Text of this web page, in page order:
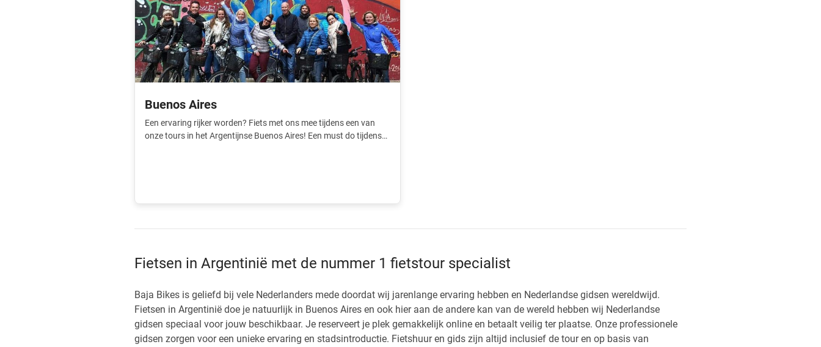
Buenos Aires
Een ervaring rijker worden? Fiets met ons mee tijdens een van
onze tours in het Argentijnse Buenos Aires! Een must do tijdens
Fietsen in Argentinië met de nummer 1 fietstour specialist
Baja Bikes is geliefd bij vele Nederlanders mede doordat wij jarenlange ervaring hebben en Nederlandse gidsen wereldwijd.
Fietsen in Argentinië doe je natuurlijk in Buenos Aires en ook hier aan de andere kan van de wereld hebben wij Nederlandse
gidsen speciaal voor jouw beschikbaar. Je reserveert je plek gemakkelijk online en betaalt veilig ter plaatse. Onze professionele
gidsen zorgen voor een unieke ervaring en stadsintroductie. Fietshuur en gids zijn altijd inclusief de tour en op basis van